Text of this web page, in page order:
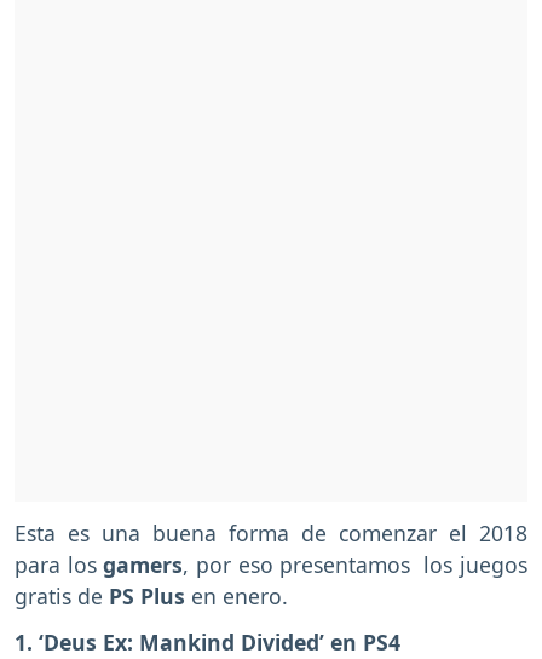
Esta es una buena forma de comenzar el 2018
para losgamers, por eso presentamos los juegos
gratis de PS Plus en enero.
1. ‘Deus Ex: Mankind Divided’ en PS4